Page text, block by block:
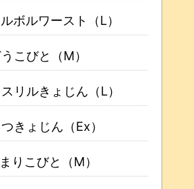
ボルワースト（L）
こびと（M）
リルきょじん（L）
きょじん（Ex）
りこびと（M）